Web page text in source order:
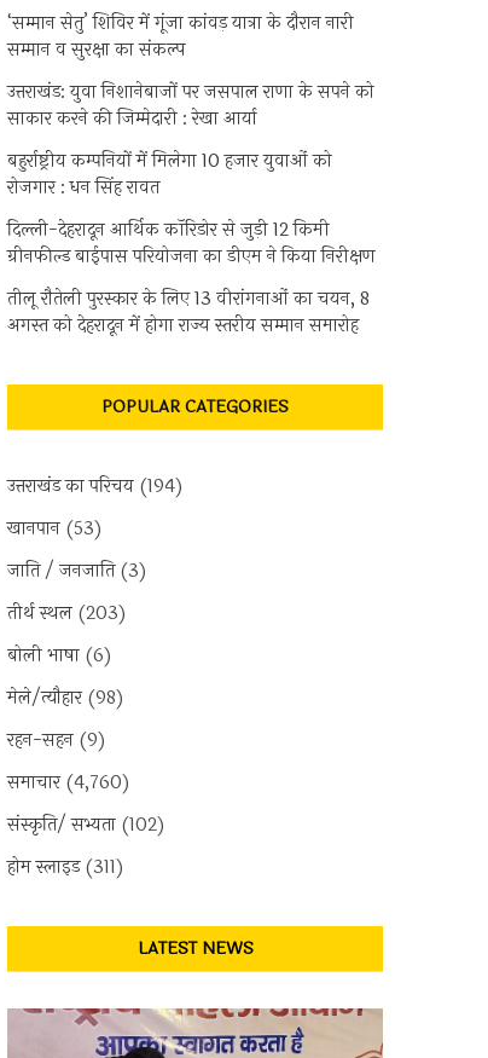
‘सम्मान सेतु’ शिविर में गूंजा कांवड़ यात्रा के दौरान नारी
सम्मान व सुरक्षा का संकल्प
उत्तराखंड: युवा निशानेबाजों पर जसपाल राणा के सपने को
साकार करने की जिम्मेदारी : रेखा आर्या
बहुर्राष्ट्रीय कम्पनियों में मिलेगा 10 हजार युवाओं को
रोजगार : धन सिंह रावत
दिल्ली-देहरादून आर्थिक कॉरिडोर से जुड़ी 12 किमी
ग्रीनफील्ड बाईपास परियोजना का डीएम ने किया निरीक्षण
तीलू रौतेली पुरस्कार के लिए 13 वीरांगनाओं का चयन, 8
अगस्त को देहरादून में होगा राज्य स्तरीय सम्मान समारोह
POPULAR CATEGORIES
उत्तराखंड का परिचय (194)
खानपान (53)
जाति / जनजाति(3)
तीर्थ स्थल (203)
बोली भाषा (6)
मेले/त्यौहार(98)
रहन-सहन (9)
समाचार(4,760)
संस्कृति/ सभ्यता (102)
होम स्लाइड(311)
LATEST NEWS